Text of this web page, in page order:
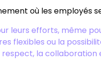
où les employés
leurs efforts, même
flexibles ou la
la collaboration